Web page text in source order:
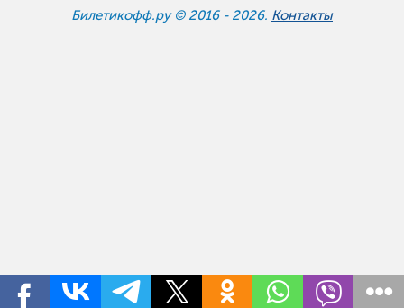
Билетикофф.ру © 2016 - 2026. Контакты